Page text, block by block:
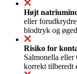
Højt
eller
blodtryk og
Risiko for
Salmonella
korrekt tilberedt